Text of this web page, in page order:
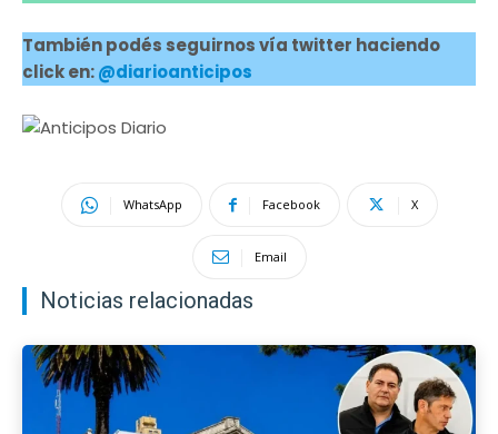
También podés seguirnos vía twitter haciendo
click en:@diarioanticipos
WhatsApp Facebook X
Email
Noticias relacionadas